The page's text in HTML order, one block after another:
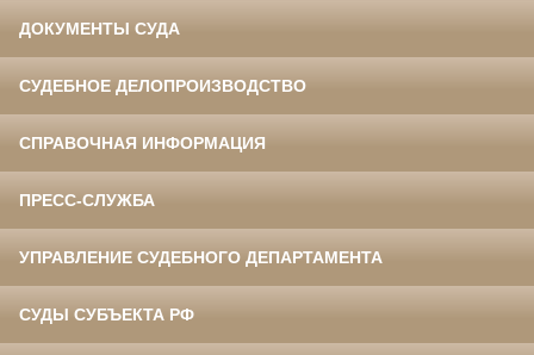
ДОКУМЕНТЫ СУДА
СУДЕБНОЕ ДЕЛОПРОИЗВОДСТВО
СПРАВОЧНАЯ ИНФОРМАЦИЯ
ПРЕСС-СЛУЖБА
УПРАВЛЕНИЕ СУДЕБНОГО ДЕПАРТАМЕНТА
СУДЫ СУБЪЕКТА РФ